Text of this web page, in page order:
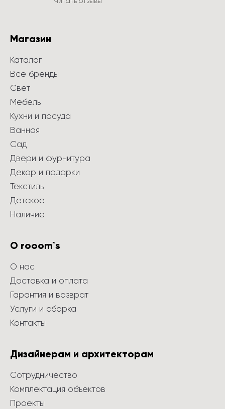
Магазин
Каталог
Все бренды
Свет
Мебель
Кухни и посуда
Ванная
Сад
Двери и фурнитура
Декор и подарки
Текстиль
Детское
Наличие
О rooom`s
О нас
Доставка и оплата
Гарантия и возврат
Услуги и сборка
Контакты
Дизайнерам и архитекторам
Сотрудничество
Комплектация объектов
Проекты